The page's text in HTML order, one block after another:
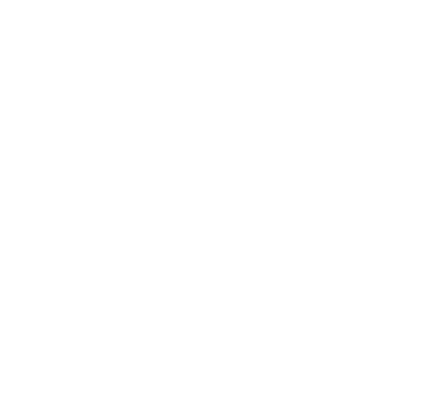
chytrá televize, chytrá televize (několik anglických kanálů), dveře na
trouba, kávovar, trouba, varná deska, otevřený prostor
výhled na moře